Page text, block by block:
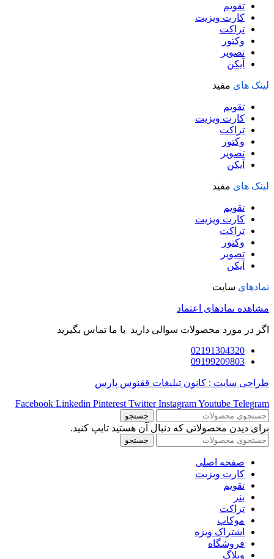
تقویم
کارت ویزیت
تراکت
وکتور
تصویر
آیکن
لینک های مفید
تقویم
کارت ویزیت
تراکت
وکتور
تصویر
آیکن
لینک های مفید
تقویم
کارت ویزیت
تراکت
وکتور
تصویر
آیکن
نمادهای سایت
مشاهده نمادهای اعتماد
اگر در مورد محصولات سوالی دارید با ما تماس بگیرید
02191304320
09199209803
طراحی سایت : کانون تبلیغات ققنوس پارس
Facebook Linkedin Pinterest Twitter InstagramYoutube Telegram
جستجو
برای دیدن محصولاتی که دنبال آن هستید تایپ کنید.
جستجو
صفحه اصلی
کارت ویزیت
تقویم
بنر
تراکت
موکاپ
اشتراک ویژه
فروشگاه
وبلاگ